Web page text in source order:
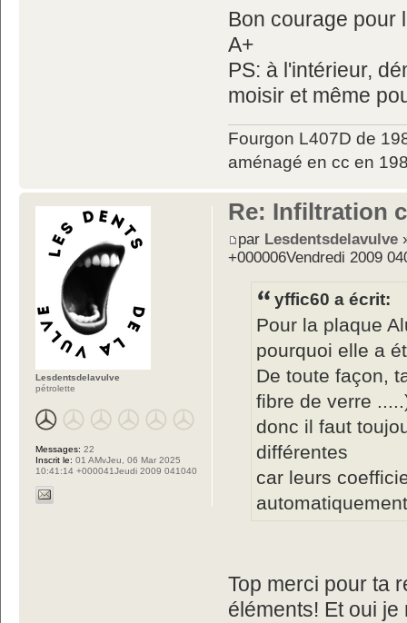
Bon courage pour
A+
PS: à l'intérieur,
moisir et même
Fourgon L407D de
aménagé en cc en
Re: Infiltration
par Lesdentsdelavulve
+000006Vendredi 2009
yffic60 a écrit:
Pour la plaque
pourquoi elle a
De toute façon,
fibre de verre
donc il faut
différentes
car leurs
Top merci pour ta
éléments! Et oui
Lesdentsdelavulve
pétrolette
Messages: 22
Inscrit le: 01 AMvJeu, 06 Mar 2025
10:41:14 +000041Jeudi 2009 041040